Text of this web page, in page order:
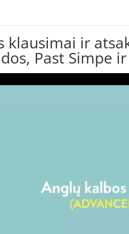
klausimai ir
Past Simpe